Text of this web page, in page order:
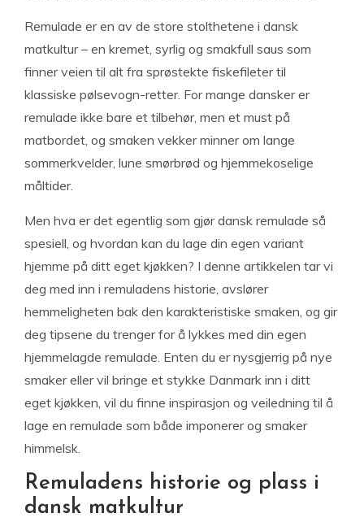
Remulade er en av de store stolthetene i dansk
matkultur – en kremet, syrlig og smakfull saus som
finner veien til alt fra sprøstekte fiskefileter til
klassiske pølsevogn-retter. For mange dansker er
remulade ikke bare et tilbehør, men et must på
matbordet, og smaken vekker minner om lange
sommerkvelder, lune smørbrød og hjemmekoselige
måltider.
Men hva er det egentlig som gjør dansk remulade så
spesiell, og hvordan kan du lage din egen variant
hjemme på ditt eget kjøkken? I denne artikkelen tar vi
deg med inn i remuladens historie, avslører
hemmeligheten bak den karakteristiske smaken, og gir
deg tipsene du trenger for å lykkes med din egen
hjemmelagde remulade. Enten du er nysgjerrig på nye
smaker eller vil bringe et stykke Danmark inn i ditt
eget kjøkken, vil du finne inspirasjon og veiledning til å
lage en remulade som både imponerer og smaker
himmelsk.
Remuladens historie og plass i
dansk matkultur